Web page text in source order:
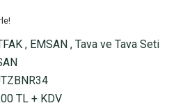
, EMSAN , Tava ve Tava Seti
TL + KDV